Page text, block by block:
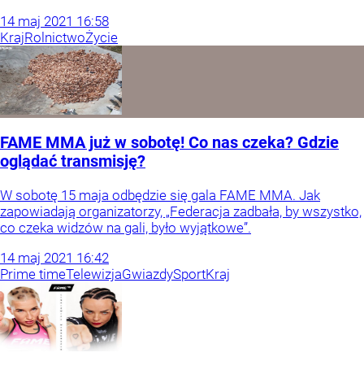
14 maj 2021 16:58
KrajRolnictwoŻycie
FAME MMA już w sobotę! Co nas czeka? Gdzie
oglądać transmisję?
W sobotę 15 maja odbędzie się gala FAME MMA. Jak
zapowiadają organizatorzy, „Federacja zadbała, by wszystko,
co czeka widzów na gali, było wyjątkowe”.
14 maj 2021 16:42
Prime timeTelewizjaGwiazdySportKraj